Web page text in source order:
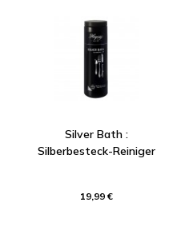
Silver Bath :
Silberbesteck-Reiniger
19,99 €